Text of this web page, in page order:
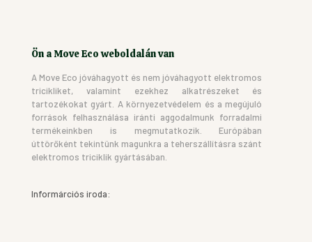
Ön a Move Eco weboldalán van
A Move Eco jóváhagyott és nem jóváhagyott elektromos
tricikliket, valamint ezekhez alkatrészeket és
tartozékokat gyárt. A környezetvédelem és a megújuló
források felhasználása iránti aggodalmunk forradalmi
termékeinkben is megmutatkozik. Európában
úttörőként tekintünk magunkra a teherszállításra szánt
elektromos triciklik gyártásában.
Informárciós iroda: